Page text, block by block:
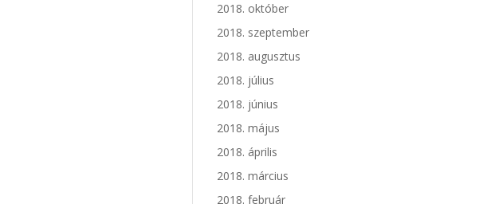
2018. október
2018. szeptember
2018. augusztus
2018. július
2018. június
2018. május
2018. április
2018. március
2018. február